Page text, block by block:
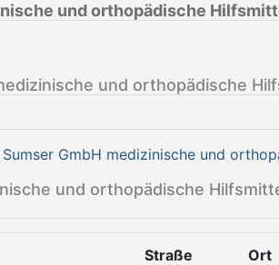
und orthopädische
und orthopädische
GmbH medizinische und
und orthopädische
Straße Ort